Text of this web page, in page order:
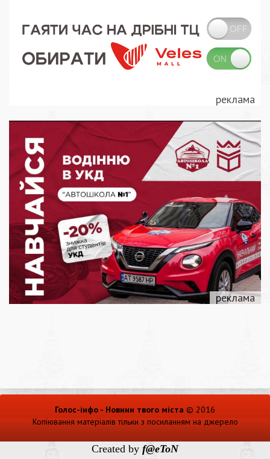
Голос-інфо - Новини твого міста © 2016
Копіювання матеріалів тільки з посиланням на джерело
Created by f@eToN